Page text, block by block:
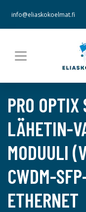
info@eliaskokoelmat.fi
PRO
LÄHETIN-
MODUULI
CWDM-
ETHERNET